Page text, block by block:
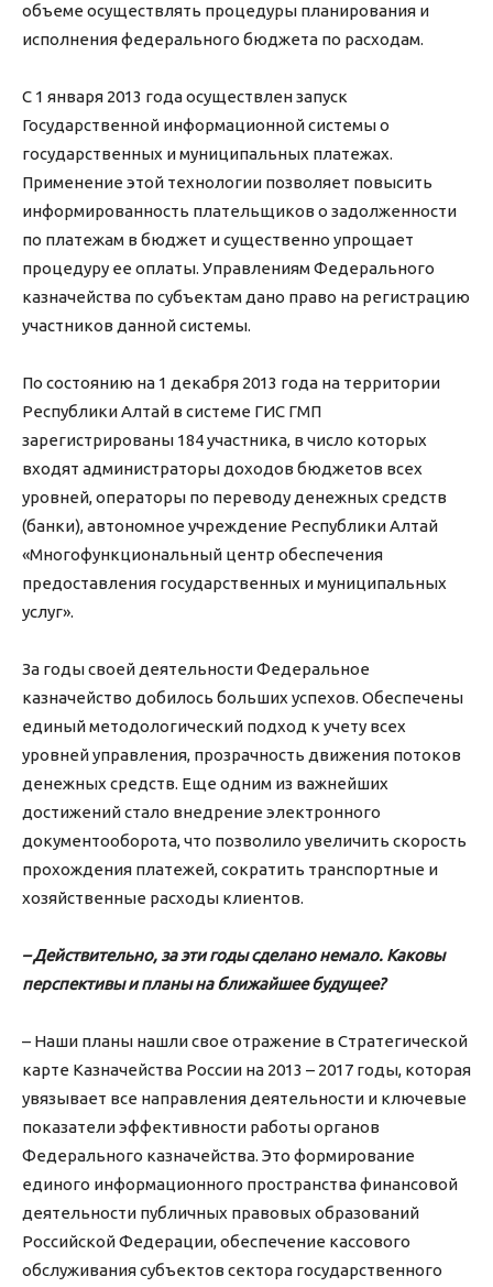
объеме осуществлять процедуры планирования и
исполнения федерального бюджета по расходам.
С 1 января 2013 года осуществлен запуск
Государственной информационной системы о
государственных и муниципальных платежах.
Применение этой технологии позволяет повысить
информированность плательщиков о задолженности
по платежам в бюджет и существенно упрощает
процедуру ее оплаты. Управлениям Федерального
казначейства по субъектам дано право на регистрацию
участников данной системы.
По состоянию на 1 декабря 2013 года на территории
Республики Алтай в системе ГИС ГМП
зарегистрированы 184 участника, в число которых
входят администраторы доходов бюджетов всех
уровней, операторы по переводу денежных средств
(банки), автономное учреждение Республики Алтай
«Многофункциональный центр обеспечения
предоставления государственных и муниципальных
услуг».
За годы своей деятельности Федеральное
казначейство добилось больших успехов. Обеспечены
единый методологический подход к учету всех
уровней управления, прозрачность движения потоков
денежных средств. Еще одним из важнейших
достижений стало внедрение электронного
документооборота, что позволило увеличить скорость
прохождения платежей, сократить транспортные и
хозяйственные расходы клиентов.
– Действительно, за эти годы сделано немало. Каковы
перспективы и планы на ближайшее будущее?
– Наши планы нашли свое отражение в Стратегической
карте Казначейства России на 2013 – 2017 годы, которая
увязывает все направления деятельности и ключевые
показатели эффективности работы органов
Федерального казначейства. Это формирование
единого информационного пространства финансовой
деятельности публичных правовых образований
Российской Федерации, обеспечение кассового
обслуживания субъектов сектора государственного